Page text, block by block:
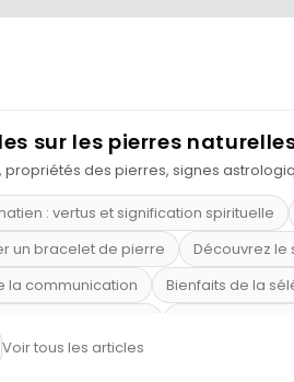
sur les pierres
propriétés des pierres, signes
: vertus et signification spirituelle
un bracelet de pierre
Découvrez le
la communication
Bienfaits de la
et bienfaits
Voir tous les articles